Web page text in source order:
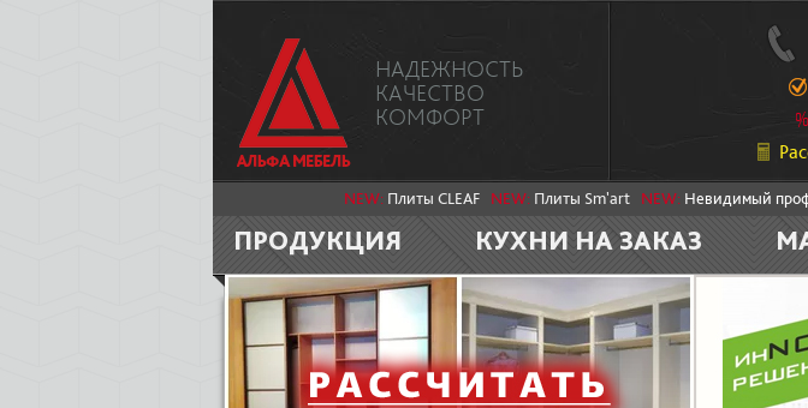
НАДЕЖНОСТЬ
КАЧЕСТВО
КОМФОРТ
NEW: Плиты CLEAF NEW: Плиты Sm'art NEW: Невидимый
ПРОДУКЦИЯ КУХНИ НА ЗАКАЗ